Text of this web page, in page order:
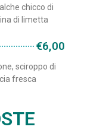
chicco di
di limetta
€6,00
sciroppo di
fresca